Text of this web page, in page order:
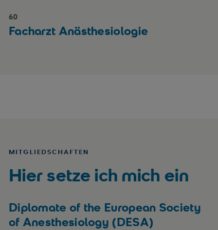
60
Facharzt Anästhesiologie
MITGLIEDSCHAFTEN
Hier setze ich mich ein
Diplomate of the European Society
of Anesthesiology (DESA)